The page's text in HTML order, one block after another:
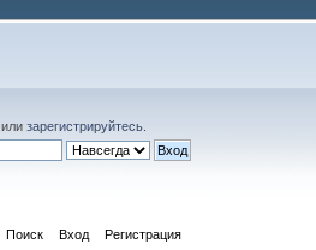
или зарегистрируйтесь
Поиск Вход Регистрация